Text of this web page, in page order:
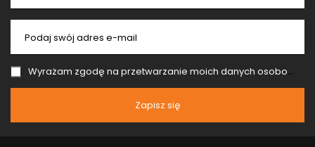
Podaj swój adres e-mail
Wyrażam zgodę na przetwarzanie moich danych osobowych (adres e-mail) na potrzeby wysyłki newslettera z informacją handlową (marketing). Więcej w
Zapisz się